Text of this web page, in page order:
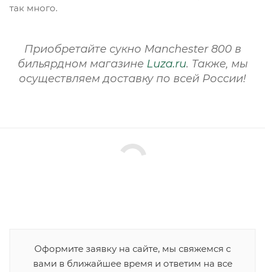
так много.
Приобретайте сукно Manchester 800 в
бильярдном магазине Luza.ru. Также, мы
осуществляем доставку по всей России!
Оформите заявку на сайте, мы свяжемся с
вами в ближайшее время и ответим на все